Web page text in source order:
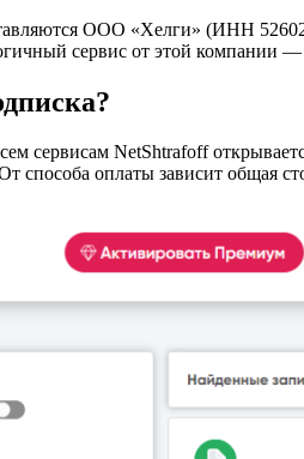
ООО «Хелги» (ИНН
сервис от этой компании —
сервисам NetShtrafoff
способа оплаты зависит общая